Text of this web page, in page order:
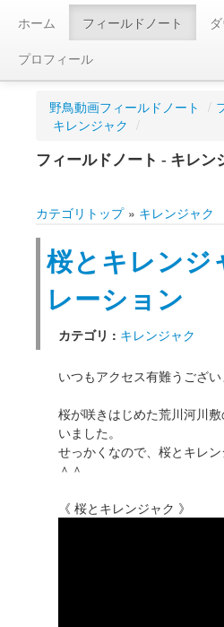
ホーム フィールドノート
プロフィール
野鳥動画フィールドノート /
キレンジャク /
フィールドノート - キレン
カテゴリトップ » キレンジャク
桜とキレンジ
レーション
カテゴリ : キレンジャク
いつもアクセス有難うござい
桜が咲きはじめた荒川河川
いました。
せっかくなので、桜とキレ
＾＾
《 桜とキレンジャク 》